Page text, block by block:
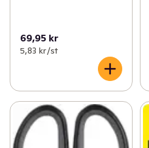
69,95 kr
5,83 kr /st